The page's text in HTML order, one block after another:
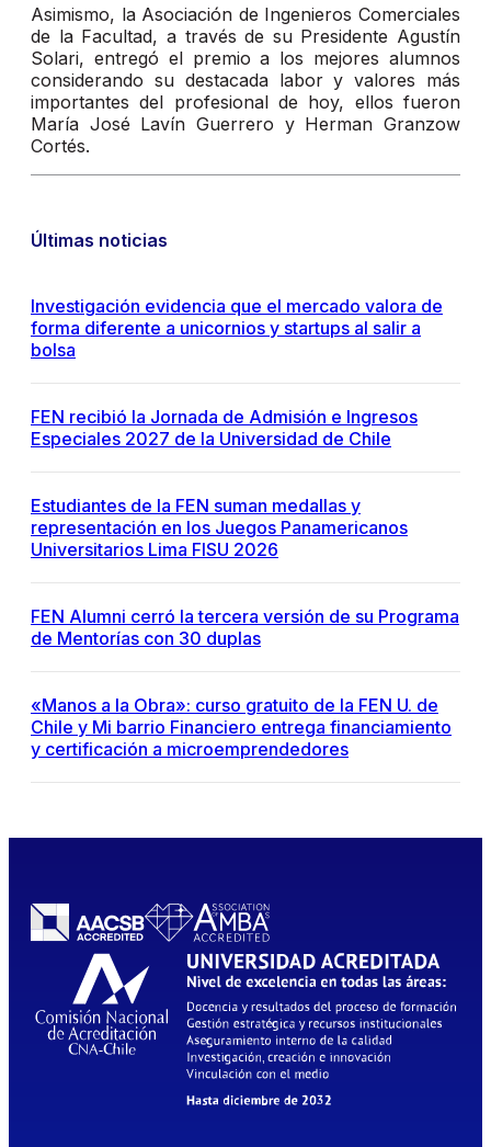
Asimismo, la Asociación de Ingenieros Comerciales
de la Facultad, a través de su Presidente Agustín
Solari, entregó el premio a los mejores alumnos
considerando su destacada labor y valores más
importantes del profesional de hoy, ellos fueron
María José Lavín Guerrero y Herman Granzow
Cortés.
Últimas noticias
Investigación evidencia que el mercado valora de
forma diferente a unicornios y startups al salir a
bolsa
FEN recibió la Jornada de Admisión e Ingresos
Especiales 2027 de la Universidad de Chile
Estudiantes de la FEN suman medallas y
representación en los Juegos Panamericanos
Universitarios Lima FISU 2026
FEN Alumni cerró la tercera versión de su Programa
de Mentorías con 30 duplas
«Manos a la Obra»: curso gratuito de la FEN U. de
Chile y Mi barrio Financiero entrega financiamiento
y certificación a microemprendedores